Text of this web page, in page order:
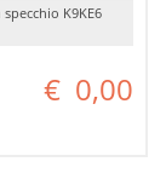
K9KE6
€ 0,00